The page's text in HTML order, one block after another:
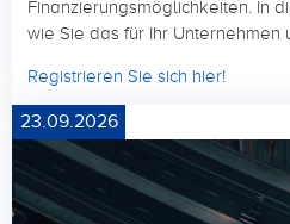
Finanzierungsmöglichkeiten. In
wie Sie das für Ihr Unternehmen
Registrieren Sie sich hier!
23.09.2026